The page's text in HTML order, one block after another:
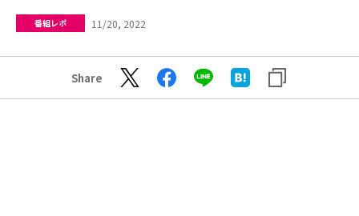
番組レポ 11/20, 2022
Share